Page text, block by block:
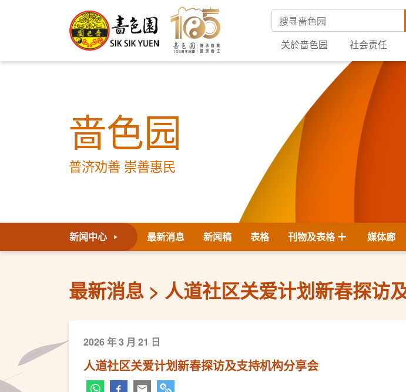
搜寻关键字
关於啬色园
社会责任
啬色园
普济劝善 崇善惠民
新闻中心 最新消息 新闻稿 表格 刊物及表格 媒体廊
最新消息 人道社区关爱计划新春探访
2026 年 3 月 21 日
人道社区关爱计划新春探访及支持机构分享会